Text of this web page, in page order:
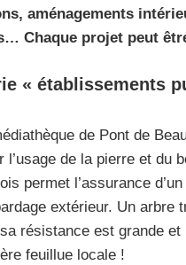
aménagements
Chaque projet peut
« établissements
de Pont de
l’usage de la pierre et du
permet l’assurance
extérieur. Un arbre
résistance est grande
feuillue locale !